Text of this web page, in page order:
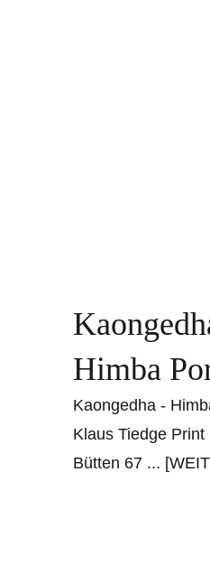
Himba
Kaongedha -
Klaus Tiedge
Bütten 67 ...